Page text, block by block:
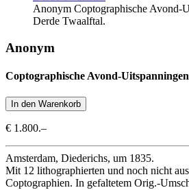
Anonym Coptographische Avond-
Derde Twaalftal.
Anonym
Coptographische Avond-
€ 1.800.–
Amsterdam, Diederichs, um 1835.
Mit 12 lithographierten und noch nicht
Coptographien. In gefaltetem Orig.-